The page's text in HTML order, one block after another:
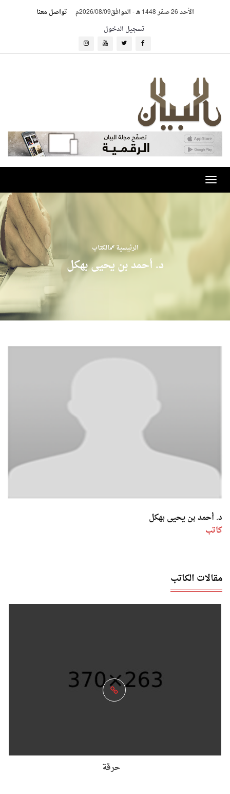
الأحد 26 صفر 1448 هـ -الموافق2026/08/09م
تواصل معنا
تسجيل الدخول
Toggle
navigation
الرئيسية الكتاب
د. أحمد بن يحيى بهكل
د. أحمد بن يحيى بهكل
كاتب
مقالات الكاتب
حرقة